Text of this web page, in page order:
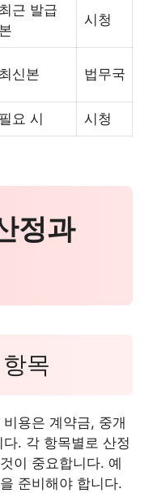
최근 발급
본
시청
최신본 법무국
필요 시 시청
정과
목
용은 계약금, 중개
. 각 항목별로 산정
이 중요합니다. 예
준비해야 합니다.